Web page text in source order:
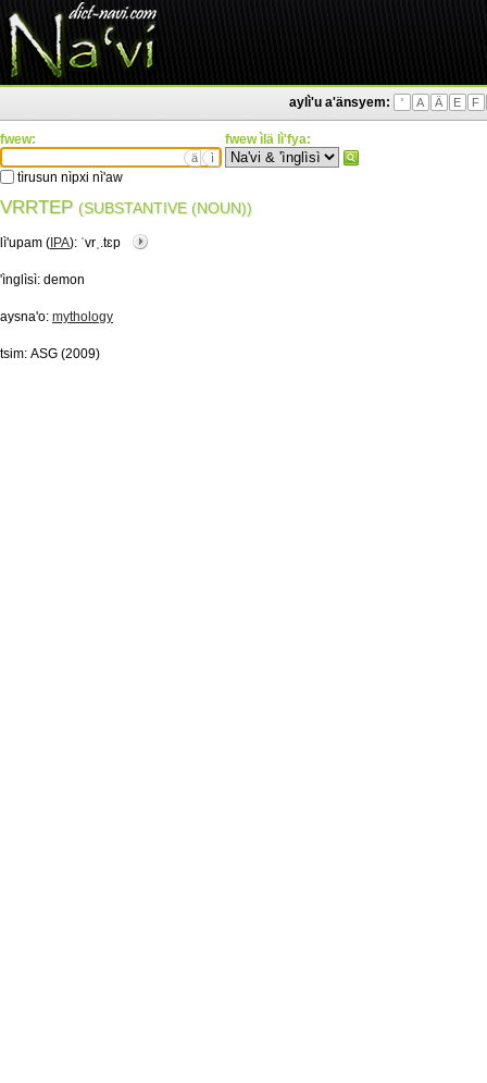
aylì'u a'änsyem: ' A Ä E F
fwew:
ä ì
tìrusun nìpxi nì'aw
fwew ìlä lì'fya:
VRRTEP (SUBSTANTIVE (NOUN))
lì'upam ( IPA): ˈvrˌ.tɛp
'ìnglìsì: demon
aysna'o: mythology
tsim: ASG (2009)